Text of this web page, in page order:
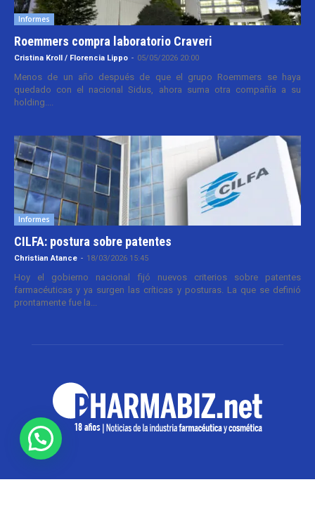
Informes
Roemmers compra laboratorio Craveri
Cristina Kroll / Florencia Lippo - 05/05/2026 20:00
Menos de un año después de que el grupo Roemmers se haya
quedado con el nacional Sidus, ahora suma otra compañía a su
holding....
Informes
CILFA: postura sobre patentes
Christian Atance - 18/03/2026 15:45
Hoy el gobierno nacional fijó nuevos criterios sobre patentes
farmacéuticas y ya surgen las críticas y posturas. La que se definió
prontamente fue la...